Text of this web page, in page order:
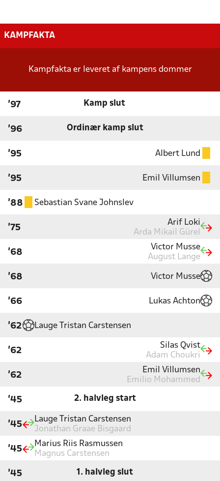
KAMPFAKTA
Kampfakta er leveret af kampens dommer
'97 Kamp slut
'96 Ordinær kamp slut
'95 Albert Lund
'95 Emil Villumsen
'88 Sebastian Svane Johnslev
'75
Arif Loki
Arda Mikail Gürel
'68
Victor Musse
August Lange
'68 Victor Musse
'66 Lukas Achton
'62 Lauge Tristan Carstensen
'62
Silas Qvist
Adam Choukri
'62
Emil Villumsen
Emilio Mohammed
'45 2. halvleg start
'45
Lauge Tristan Carstensen
Jonathan Graae Bisgaard
'45
Marius Riis Rasmussen
Magnus Carstensen
'45 1. halvleg slut